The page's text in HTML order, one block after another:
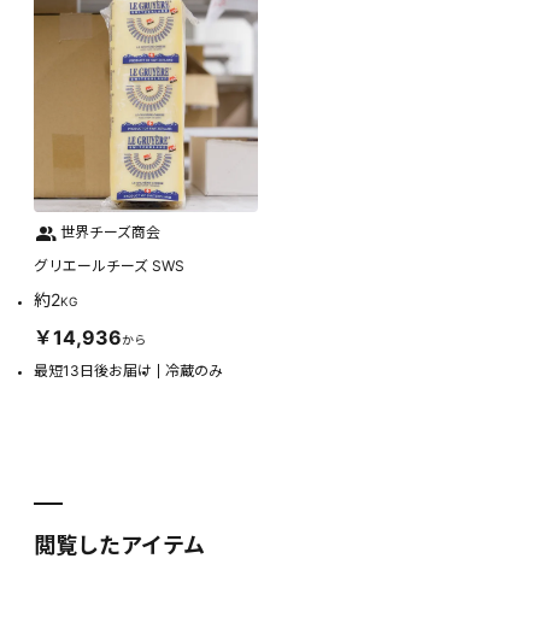
世界チーズ商会
グリエールチーズ SWS
約2KG
￥14,936から
最短13日後お届け 冷蔵のみ
閲覧したアイテム